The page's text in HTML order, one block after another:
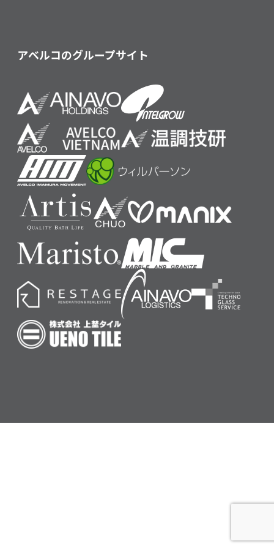
アベルコのグループサイト